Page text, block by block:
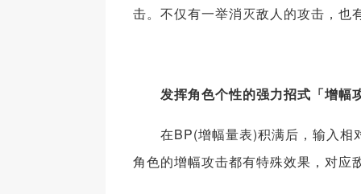
击。不仅有一举消灭敌人的攻击，也
发挥角色个性的强力招式「增幅
在BP(增幅量表)积满后，输入相
角色的增幅攻击都有特殊效果，对应